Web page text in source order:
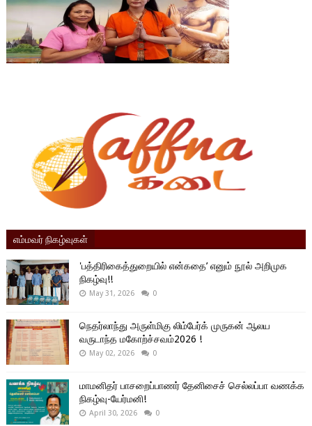
எம்மவர் நிகழ்வுகள்
'பத்திரிகைத்துறையில் என்கதை’ எனும் நூல் அறிமுக
நிகழ்வு!!
May 31, 2026 0
நெதர்லாந்து அருள்மிகு லிம்பேர்க் முருகன் ஆலய
வருடாந்த மகோற்ச்சவம்2026 !
May 02, 2026 0
மாமனிதர் பாசறைப்பாணர் தேனிசைச் செல்லப்பா வணக்க
நிகழ்வு-யேர்மனி!
April 30, 2026 0